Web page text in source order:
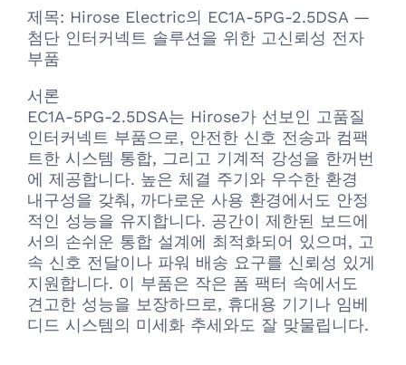
제목: Hirose Electric의 EC1A-5PG-2.5DSA —
첨단 인터커넥트 솔루션을 위한 고신뢰성 전자
부품
서론
EC1A-5PG-2.5DSA는 Hirose가 선보인 고품질
인터커넥트 부품으로, 안전한 신호 전송과 컴팩
트한 시스템 통합, 그리고 기계적 강성을 한꺼번
에 제공합니다. 높은 체결 주기와 우수한 환경
내구성을 갖춰, 까다로운 사용 환경에서도 안정
적인 성능을 유지합니다. 공간이 제한된 보드에
서의 손쉬운 통합 설계에 최적화되어 있으며, 고
속 신호 전달이나 파워 배송 요구를 신뢰성 있게
지원합니다. 이 부품은 작은 폼 팩터 속에서도
견고한 성능을 보장하므로, 휴대용 기기나 임베
디드 시스템의 미세화 추세와도 잘 맞물립니다.